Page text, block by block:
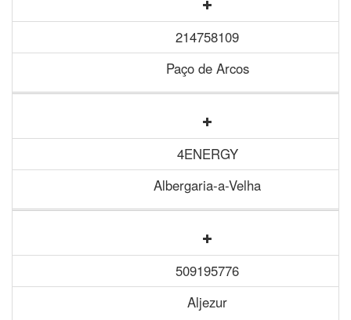
214758109
Paço de Arcos
4ENERGY
Albergaria-a-Velha
509195776
Aljezur